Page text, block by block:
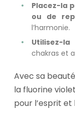
Placez-la
ou de
l’harmonie.
Utilisez-
chakras et
Avec sa
la fluorine
pour l’esprit et